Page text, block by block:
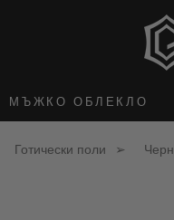
МЪЖКО ОБЛЕКЛО
Готически поли